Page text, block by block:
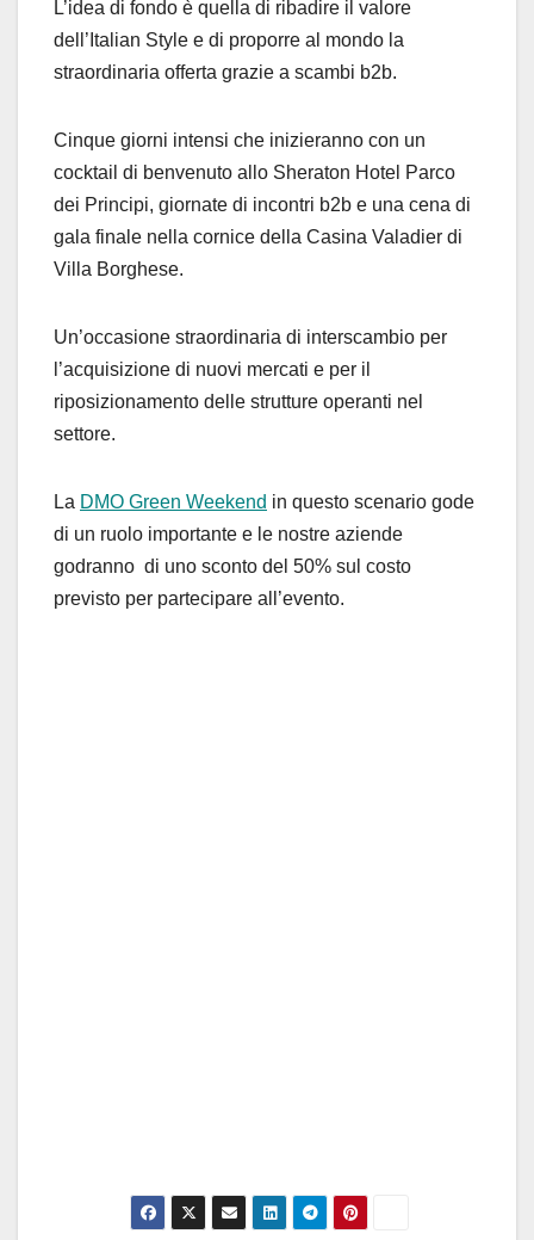
L’idea di fondo è quella di ribadire il valore
dell’Italian Style e di proporre al mondo la
straordinaria offerta grazie a scambi b2b.
Cinque giorni intensi che inizieranno con un
cocktail di benvenuto allo Sheraton Hotel Parco
dei Principi, giornate di incontri b2b e una cena di
gala finale nella cornice della Casina Valadier di
Villa Borghese.
Un’occasione straordinaria di interscambio per
l’acquisizione di nuovi mercati e per il
riposizionamento delle strutture operanti nel
settore.
La DMO Green Weekend in questo scenario gode
di un ruolo importante e le nostre aziende
godranno di uno sconto del 50% sul costo
previsto per partecipare all’evento.